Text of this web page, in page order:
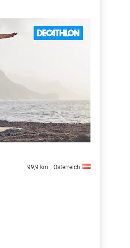
99,9 km Österreich